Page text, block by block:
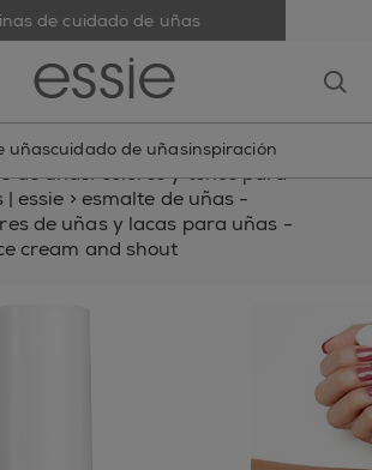
de cuidado de uñas
uñascuidado de uñasinspiración
de uñas: colores y tonos para
| essie > esmalte de uñas -
de uñas y lacas para uñas -
cream and shout